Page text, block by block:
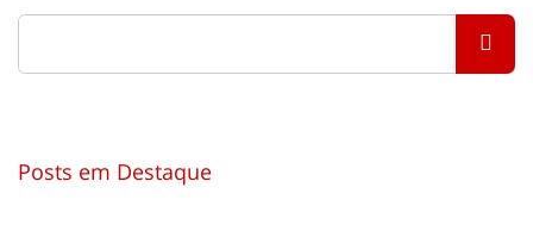
Posts em Destaque